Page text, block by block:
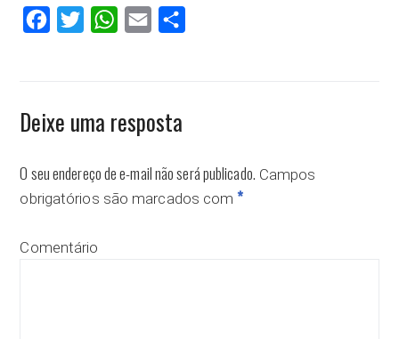
FacebookTwitter WhatsApp
Email
Deixe uma resposta
O seu endereço de e-mail não será publicado. Campos
obrigatórios são marcados com *
Comentário